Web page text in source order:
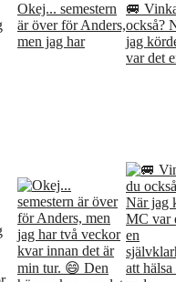
Okej... semestern
är över för Anders,
men jag har
🚐
också?
jag
var det